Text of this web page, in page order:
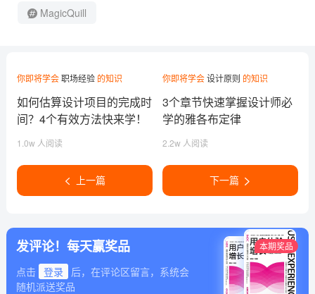
MagicQuill
你即将学会职场经验的知识
如何估算设计项目的完成时
间？4个有效方法快来学！
1.0w 人阅读
上一篇
你即将学会设计原则 的知识
3个章节快速掌握设计师必
学的雅各布定律
2.2w 人阅读
下一篇
发评论！每天赢奖品
点击 登录
后，在评论区留言，系统会
随机派送奖品
本期奖品